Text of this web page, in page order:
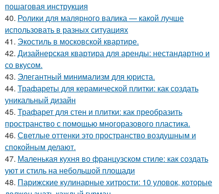
пошаговая инструкция
40. Ролики для малярного валика — какой лучше
использовать в разных ситуациях
41. Экостиль в московской квартире.
42. Дизайнерская квартира для аренды: нестандартно и
со вкусом.
43. Элегантный минимализм для юриста.
44. Трафареты для керамической плитки: как создать
уникальный дизайн
45. Трафарет для стен и плитки: как преобразить
пространство с помощью многоразового пластика.
46. Светлые оттенки это пространство воздушным и
спокойным делают.
47. Маленькая кухня во французском стиле: как создать
уют и стиль на небольшой площади
48. Парижские кулинарные хитрости: 10 уловок, которые